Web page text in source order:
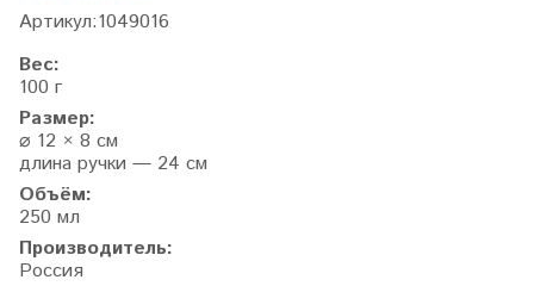
Артикул:1049016
Вес:
100 г
Размер:
⌀ 12 × 8 см
длина ручки — 24 см
Объём:
250 мл
Производитель:
Россия